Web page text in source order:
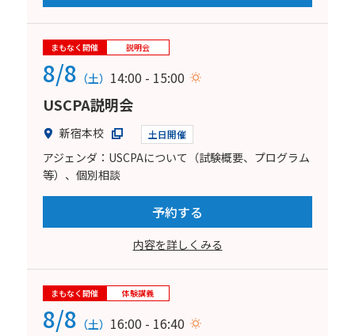
まもなく開催 説明会
8/8 （土） 14:00 - 15:00
USCPA説明会
新宿本校 土日開催
アジェンダ：USCPAについて（試験概要、プログラム
等）、個別相談
予約する
内容を詳しくみる
まもなく開催 体験講義
8/8 （土） 16:00 - 16:40